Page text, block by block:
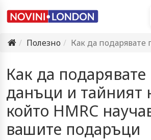
Полезно
Как да подарявате пари без
Как да
данъци и тайният
който HMRC
вашите подаръци